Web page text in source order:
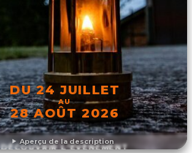
Aperçu de la description
DU 24 JUILLET
AU
28 AOÛT 2026
DÉCOUVRIR L'ÉVÉNEMENT